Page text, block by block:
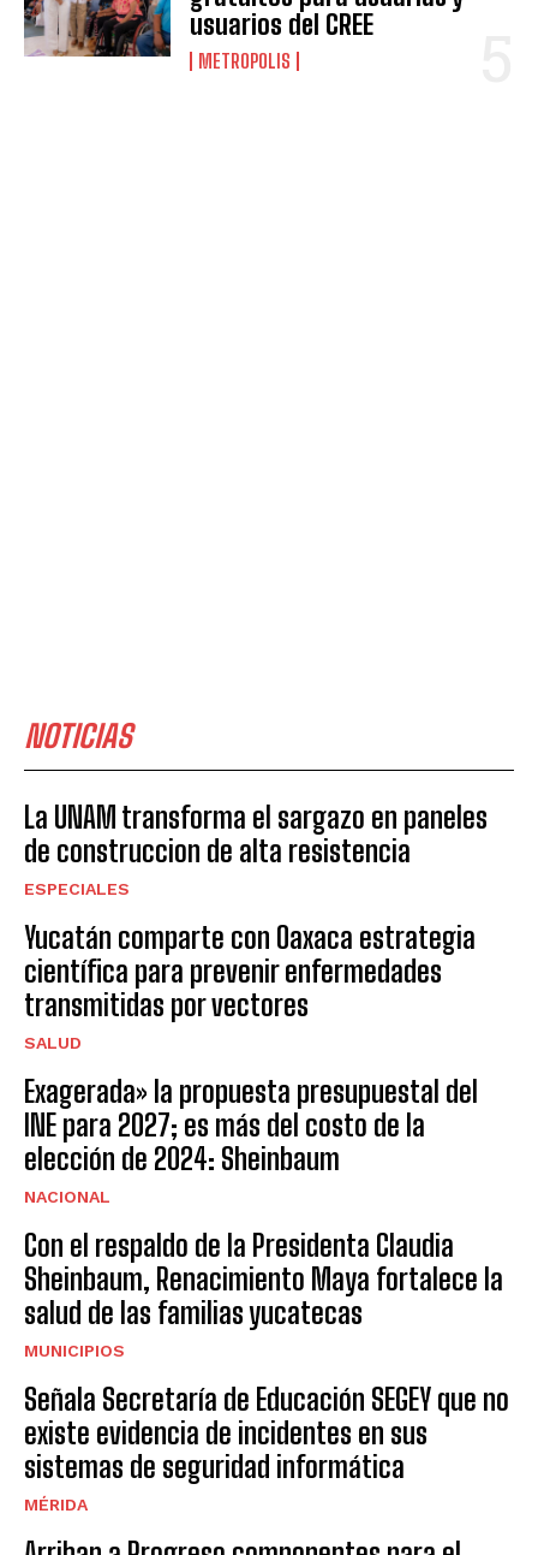
usuarios del CREE
METROPOLIS
NOTICIAS
La UNAM transforma el sargazo en paneles
de construccion de alta resistencia
ESPECIALES
Yucatán comparte con Oaxaca estrategia
científica para prevenir enfermedades
transmitidas por vectores
SALUD
Exagerada» la propuesta presupuestal del
INE para 2027; es más del costo de la
elección de 2024: Sheinbaum
NACIONAL
Con el respaldo de la Presidenta Claudia
Sheinbaum, Renacimiento Maya fortalece la
salud de las familias yucatecas
MUNICIPIOS
Señala Secretaría de Educación SEGEY que no
existe evidencia de incidentes en sus
sistemas de seguridad informática
MÉRIDA